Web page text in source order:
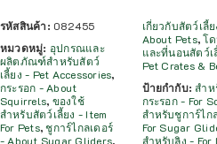
รหัสสินค้า: 082455
หมวดหมู่: อุปกรณและ
ผลิตภัณฑ์สำหรับสัตว์
เลี้ยง - Pet Accessories,
กระรอก - About
Squirrels, ของใช้
สำหรับสัตว์เลี้ยง - Item
For Pets,ชูการ์ไกลเดอร์
- About Sugar Gliders,
เกี่ยวกับสัตว์เลี้
About Pets,โ
และที่นอนสัตว์เ
Pet Crates &
ป้ายกำกับ:สำห
กระรอก - For
สำหรับชูการ์ไก
For Sugar
สำหรับลิง - For